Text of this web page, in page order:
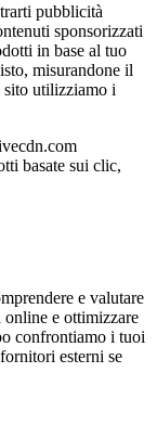
pubblicità
sponsorizzati
in base al tuo
misurandone il
sito utilizziamo i
basate sui clic,
e valutare
online e ottimizzare
confrontiamo i tuoi
esterni se